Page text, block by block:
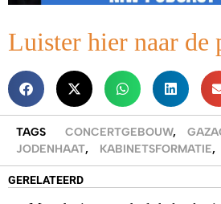
Luister hier naar de
TAGS CONCERTGEBOUW,
JODENHAAT, KABINETSFORMATIE,
GERELATEERD